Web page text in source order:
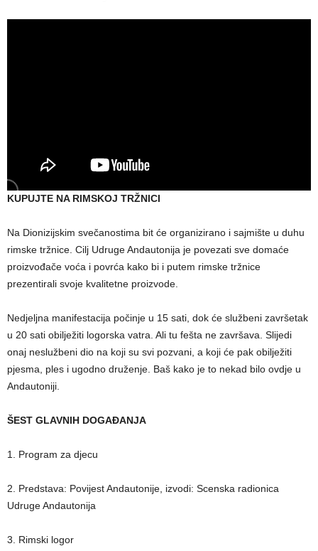
KUPUJTE NA RIMSKOJ TRŽNICI
Na Dionizijskim svečanostima bit će organizirano i sajmište u duhu
rimske tržnice. Cilj Udruge Andautonija je povezati sve domaće
proizvođače voća i povrća kako bi i putem rimske tržnice
prezentirali svoje kvalitetne proizvode.
Nedjeljna manifestacija počinje u 15 sati, dok će službeni završetak
u 20 sati obilježiti logorska vatra. Ali tu fešta ne završava. Slijedi
onaj neslužbeni dio na koji su svi pozvani, a koji će pak obilježiti
pjesma, ples i ugodno druženje. Baš kako je to nekad bilo ovdje u
Andautoniji.
ŠEST GLAVNIH DOGAĐANJA
1. Program za djecu
2. Predstava: Povijest Andautonije, izvodi: Scenska radionica
Udruge Andautonija
3. Rimski logor